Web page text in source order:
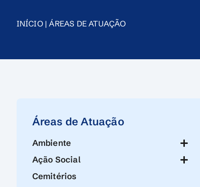
INÍCIO|ÁREAS DE ATUAÇÃO
Áreas de Atuação
Ambiente
Ação Social
Cemitérios